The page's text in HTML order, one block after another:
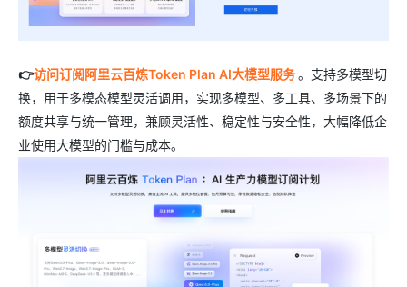
👉访问订阅阿里云百炼Token Plan AI大模型服务。支持多模型切
换，用于多模态模型灵活调用，实现多模型、多工具、多场景下的
额度共享与统一管理，兼顾灵活性、稳定性与安全性，大幅降低企
业使用大模型的门槛与成本。